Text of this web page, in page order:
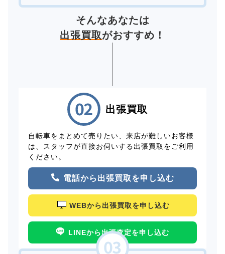
そんなあなたは
出張買取がおすすめ！
出張買取
自転車をまとめて売りたい、来店が難しいお客様
は、スタッフが直接お伺いする出張買取をご利用
ください。
電話から出張買取を申し込む
WEBから出張買取を申し込む
LINEから出張査定を申し込む